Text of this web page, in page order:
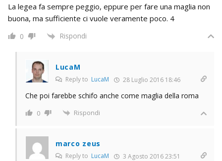
La legea fa sempre peggio, eppure per fare una maglia non
buona, ma sufficiente ci vuole veramente poco. 4
0 Rispondi
LucaM
Reply to LucaM 28 Luglio 2016 18:46
Che poi farebbe schifo anche come maglia della roma
0 Rispondi
marco zeus
Reply to LucaM 3 Agosto 2016 23:51